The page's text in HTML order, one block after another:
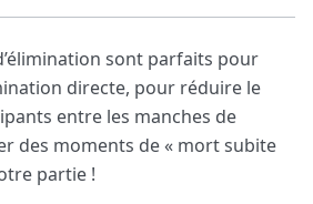
sont parfaits pour
directe, pour réduire le
entre les manches de
des moments de « mort subite
partie !